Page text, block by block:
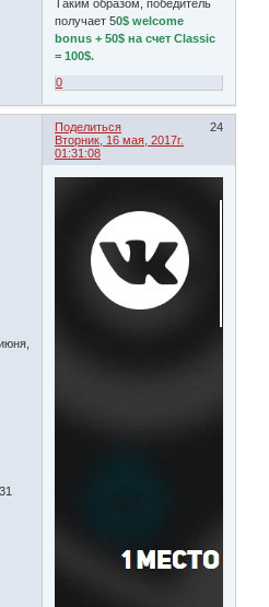
Таким образом, победитель
получает 50$ welcome
bonus + 50$ на счет Classic
= 100$.
0
Поделиться
24
Вторник, 16 мая, 2017г.
01:31:08